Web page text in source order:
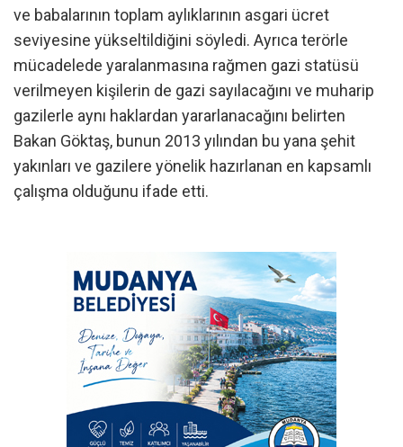
ve babalarının toplam aylıklarının asgari ücret
seviyesine yükseltildiğini söyledi. Ayrıca terörle
mücadelede yaralanmasına rağmen gazi statüsü
verilmeyen kişilerin de gazi sayılacağını ve muharip
gazilerle aynı haklardan yararlanacağını belirten
Bakan Göktaş, bunun 2013 yılından bu yana şehit
yakınları ve gazilere yönelik hazırlanan en kapsamlı
çalışma olduğunu ifade etti.